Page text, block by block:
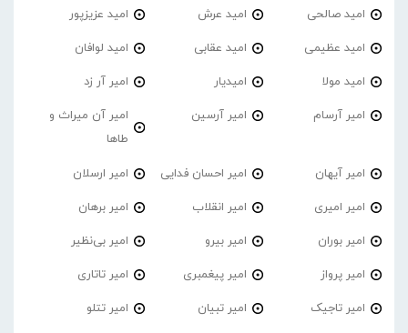
امید صالحی امید عرش امید عزیزپور
امید عظیمی امید عقابی امید لوافان
امید مولا امیدیار امیر آر زد
امیر آرسام امیر آرسین
امیر آن میراث و
طاها
امیر آیهان امیر احسان فدایی امیر ارسلان
امیر امیری امیر انقلاب امیر برهان
امیر‌ بوران امیر بیرو امیر بی‌نظیر
امیر پرواز امیر پیغمبری امیر تاتاری
امیر تاجیک امیر تبیان امیر تتلو